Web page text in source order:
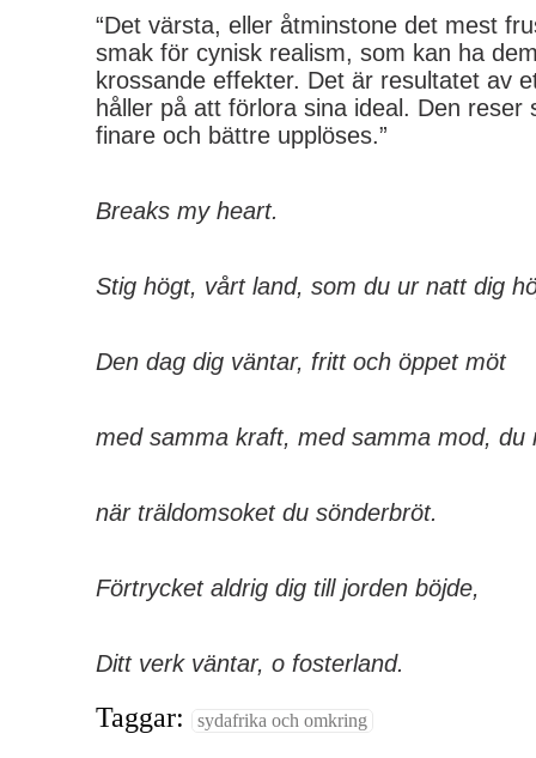
“Det värsta, eller åtminstone det mest
smak för cynisk realism, som kan ha
krossande effekter. Det är resultatet av
håller på att förlora sina ideal. Den reser
finare och bättre upplöses.”
Breaks my heart.
Stig högt, vårt land, som du ur natt dig
Den dag dig väntar, fritt och öppet möt
med samma kraft, med samma mod, du
när träldomsoket du sönderbröt.
Förtrycket aldrig dig till jorden böjde,
Ditt verk väntar, o fosterland.
Taggar: sydafrika och omkring